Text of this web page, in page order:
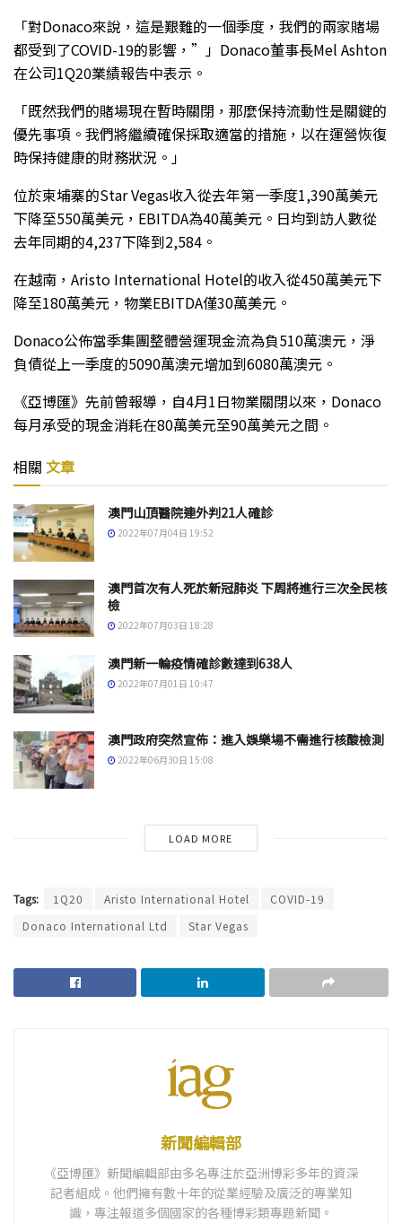
「對Donaco來說，這是艱難的一個季度，我們的兩家賭場
都受到了COVID-19的影響，”」Donaco董事長Mel Ashton
在公司1Q20業績報告中表示。
「既然我們的賭場現在暫時關閉，那麼保持流動性是關鍵的
優先事項。我們將繼續確保採取適當的措施，以在運營恢復
時保持健康的財務狀況。」
位於柬埔寨的Star Vegas收入從去年第一季度1,390萬美元
下降至550萬美元，EBITDA為40萬美元。日均到訪人數從
去年同期的4,237下降到2,584。
在越南，Aristo International Hotel的收入從450萬美元下
降至180萬美元，物業EBITDA僅30萬美元。
Donaco公佈當季集團整體營運現金流為負510萬澳元，淨
負債從上一季度的5090萬澳元增加到6080萬澳元。
《亞博匯》先前曾報導，自4月1日物業關閉以來，Donaco
每月承受的現金消耗在80萬美元至90萬美元之間。
相關 文章
澳門山頂醫院連外判21人確診
2022年07月04日 19:52
澳門首次有人死於新冠肺炎 下周將進行三次全民核
檢
2022年07月03日 18:28
澳門新一輪疫情確診數達到638人
2022年07月01日 10:47
澳門政府突然宣佈：進入娛樂場不需進行核酸檢測
2022年06月30日 15:08
LOAD MORE
Tags: 1Q20 Aristo International Hotel
COVID-19
Donaco International Ltd
Star Vegas
新聞編輯部
《亞博匯》新聞編輯部由多名專注於亞洲博彩多年的資深
記者組成。他們擁有數十年的從業經驗及廣泛的專業知
識，專注報道多個國家的各種博彩類專題新聞。